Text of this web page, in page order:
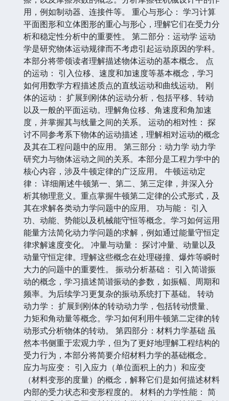
用，例如制动器、连接件等。 重心与形心： 学习计算
平面图形和立体图形的重心与形心，理解它们在受力分
析和稳定性分析中的重要性。 第二部分：运动学 运动
学是研究物体运动规律而不考虑引起运动原因的学科。
本部分将带领读者理解描述物体运动的基本概念。 点
的运动： 引入位移、速度和加速度等基本概念，学习
如何用数学方程描述质点的直线运动和曲线运动。 刚
体的运动： 扩展到刚体的运动分析，包括平移、转动
以及一般的平面运动。理解角位移、角速度和角加速
度，并掌握其与线量之间的关系。 运动的相对性： 探
讨不同参考系下物体的运动描述，理解相对运动的概念
及其在工程问题中的应用。 第三部分：动力学 动力学
研究力与物体运动之间的关系。本部分是工程力学中的
核心内容，涉及牛顿定律的广泛应用。 牛顿运动定
律： 详细阐述牛顿第一、第二、第三定律，并深入分
析其物理意义。重点掌握牛顿第二定律的公式形式，及
其在求解各类动力学问题中的应用。 功与能： 引入
功、动能、势能以及机械能守恒等概念。学习如何运用
能量方法简化动力学问题的求解，例如通过能量守恒定
律求解速度变化。 冲量与动量： 探讨冲量、动量以及
动量守恒定律。理解这些概念在处理碰撞、爆炸等瞬时
大力的问题中的重要性。 振动分析基础： 引入简谐振
动的概念，学习描述简谐振动的参数，如振幅、周期和
频率。为后续学习更复杂的振动系统打下基础。 转动
动力学： 扩展到刚体的转动动力学，包括转动惯量、
力矩和角动量等概念。学习如何利用牛顿第二定律的转
动形式分析物体的转动。 第四部分：材料力学基础 虽
然本书侧重于宏观力学，但为了更好地理解工程结构的
受力行为，本部分将简要介绍材料力学的基础概念。
应力与应变： 引入应力（单位面积上的力）和应变
（材料变形的度量）的概念，解释它们是如何描述材料
内部的受力状态和变形程度的。 材料的力学性能： 简